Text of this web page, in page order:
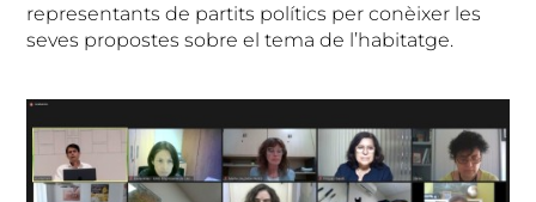
representants de partits polítics per conèixer les
seves propostes sobre el tema de l’habitatge.